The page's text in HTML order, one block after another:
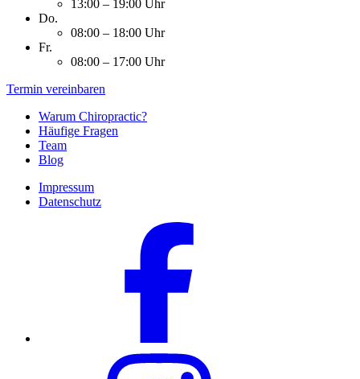
13:00 – 19:00 Uhr
Do.
08:00 – 18:00 Uhr
Fr.
08:00 – 17:00 Uhr
Termin vereinbaren
Warum Chiropractic?
Häufige Fragen
Team
Blog
Impressum
Datenschutz